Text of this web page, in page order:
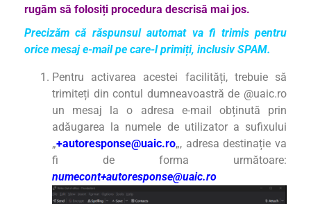
rugăm să folosiți procedura descrisă mai jos.
Precizăm că răspunsul automat va fi trimis pentru
orice mesaj e-mail pe care-l primiți, inclusiv SPAM.
Pentru activarea acestei facilități, trebuie să
trimiteți din contul dumneavoastră de @uaic.ro
un mesaj la o adresa e-mail obținută prin
adăugarea la numele de utilizator a sufixului
„+autoresponse@uaic.ro„, adresa destinație va
fi de forma următoare:
numecont+autoresponse@uaic.ro